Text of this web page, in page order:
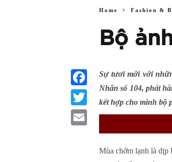
Home Fashion &
Bộ
Sự tươi mới với
Nhân số 104, phát
kết hợp cho mình bộ
Mùa chớm lạnh là dịp
Facebook
Twitter